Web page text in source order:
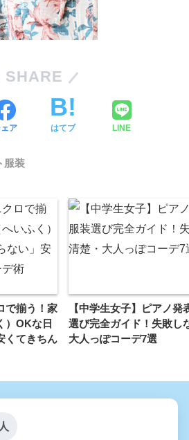
SHARE
ア はてブ LINE
服装
で揃う！家
）OKな日
くてきちん
【中学生女子】ピアノ発
選び完全ガイド！失敗し
大人っぽコーデ7選